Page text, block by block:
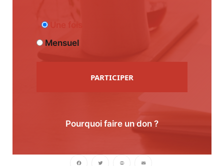
Mensuel
PARTICIPER
Pourquoi faire un don ?